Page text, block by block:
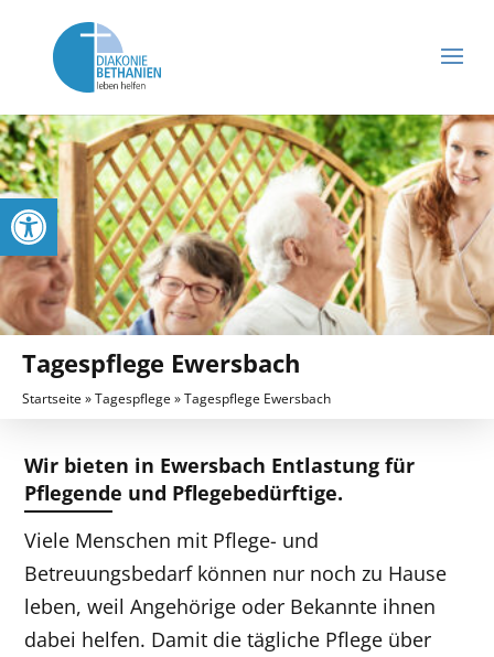
Werkzeugleiste öffnen
Tagespflege Ewersbach
Startseite »Tagespflege »Tagespflege Ewersbach
Wir bieten in Ewersbach Entlastung für
Pflegende und Pflegebedürftige.
Viele Menschen mit Pflege- und
Betreuungsbedarf können nur noch zu Hause
leben, weil Angehörige oder Bekannte ihnen
dabei helfen. Damit die tägliche Pflege über